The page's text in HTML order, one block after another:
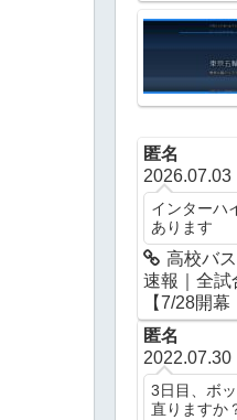
匿名
2026.07.03
インターハ
あります
高校バ
速報｜全試
【7/28開幕
匿名
2022.07.30
3日目、ボ
直りますか